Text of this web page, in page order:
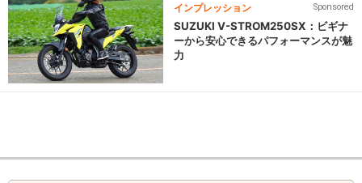
インプレッション Sponsored
SUZUKI V-STROM250SX：ビギナ
ーから安心できるパフォーマンスが魅
力